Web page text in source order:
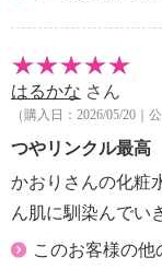
はるかな さん
（購入日：2026/05/20｜
つやリンクル最高
かおりさんの化粧
ん肌に馴染んでい
このお客様の他